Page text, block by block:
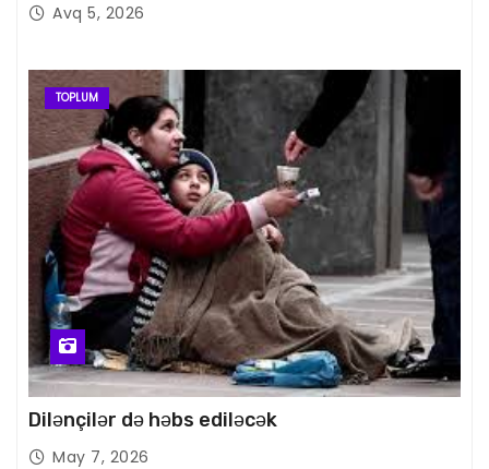
Avq 5, 2026
TOPLUM
Dilənçilər də həbs ediləcək
May 7, 2026